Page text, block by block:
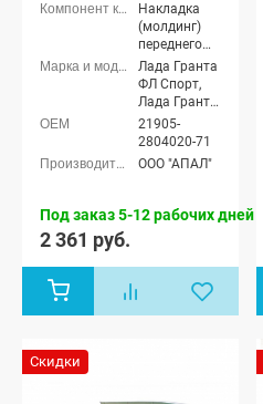
Накладка
(молдинг)
переднего
бампера,
Накладка
(молдинг)
заднего
бампера
Лада Гранта
ФЛ Спорт,
Лада Гранта
ФЛ Драйв
Актив седан
21905-
2804020-71
ООО "АПАЛ"
Под заказ 5-12 рабочих дней
2 361 руб.
Скидки